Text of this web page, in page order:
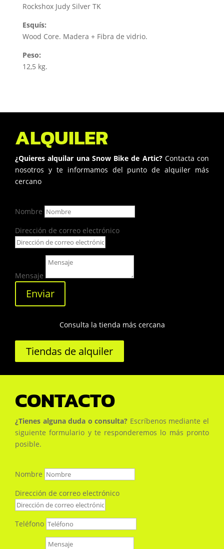
Rockshox Judy Silver TK
Esquís:
Wood Core. Madera + Fibra de vidrio.
Peso:
12,5 kg.
ALQUILER
¿Quieres alquilar una Snow Bike de Artic? Contacta con
nosotros y te informamos del punto de alquiler más
cercano
Nombre
Dirección de correo electrónico
Mensaje
Enviar
Consulta la tienda más cercana
Tiendas de alquiler
CONTACTO
¿Tienes alguna duda o consulta? Escríbenos mediante el
siguiente formulario y te responderemos lo más pronto
posible.
Nombre
Dirección de correo electrónico
Teléfono